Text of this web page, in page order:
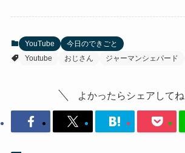
YouTube
今日のできごと
Youtube
おじさん ジャーマンシェパード
よかったらシェアしてね